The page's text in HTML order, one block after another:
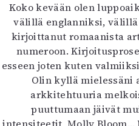
Koko kevään olen
välillä englanniksi, välillä
kirjoittanut romaanista
numeroon.
esseen joten kuten
Olin kyllä
arkkitehtuuria
puuttumaan jäivät